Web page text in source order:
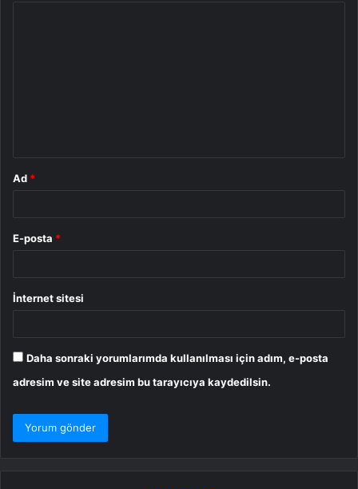
Ad *
E-posta *
İnternet sitesi
Daha sonraki yorumlarımda kullanılması için adım, e-posta
adresim ve site adresim bu tarayıcıya kaydedilsin.